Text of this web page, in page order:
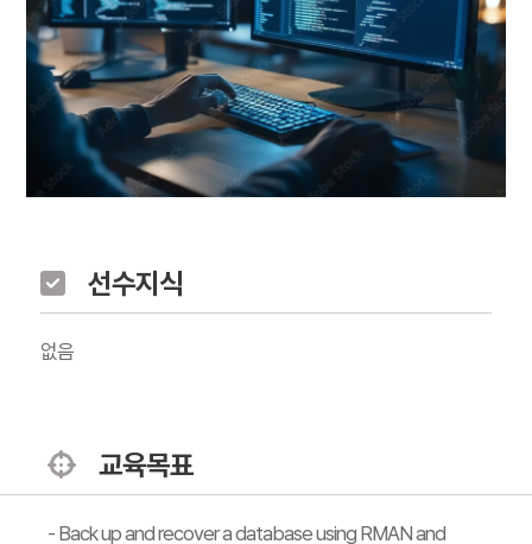
선수지식
없음
교육목표
- Back up and recover a database using RMAN and